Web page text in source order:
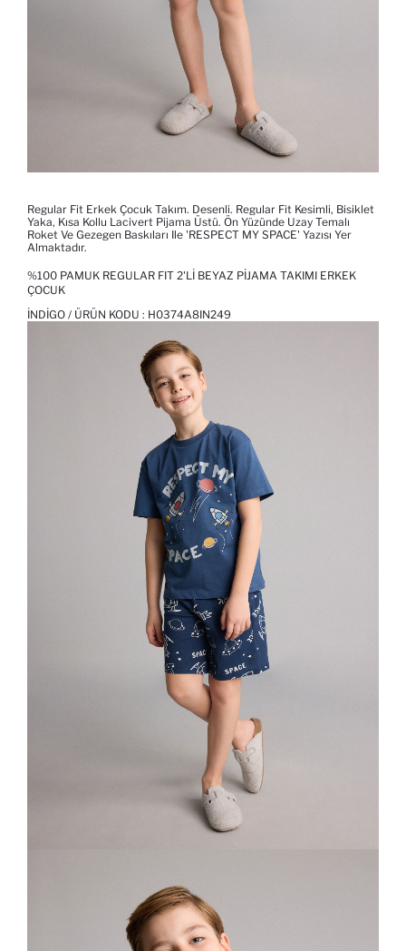
Regular Fit Erkek Çocuk Takım. Desenli. Regular Fit Kesimli, Bisiklet
Yaka, Kısa Kollu Lacivert Pijama Üstü. Ön Yüzünde Uzay Temalı
Roket Ve Gezegen Baskıları Ile 'RESPECT MY SPACE' Yazısı Yer
Almaktadır.
%100 PAMUK REGULAR FIT 2'LI BEYAZ PIJAMA TAKIMI ERKEK
ÇOCUK
İNDIGO / ÜRÜN KODU : H0374A8IN249